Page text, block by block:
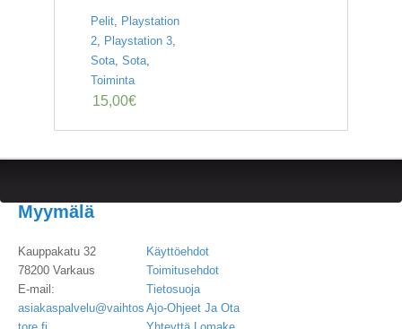
Pelit, Playstation
2, Playstation 3,
Sota, Sota,
Toiminta
15,00€
Myymälä
Kauppakatu 32
78200 Varkaus
E-mail:
asiakaspalvelu@vaihtos
Käyttöehdot
Toimitusehdot
Tietosuoja
Ajo-Ohjeet Ja Ota